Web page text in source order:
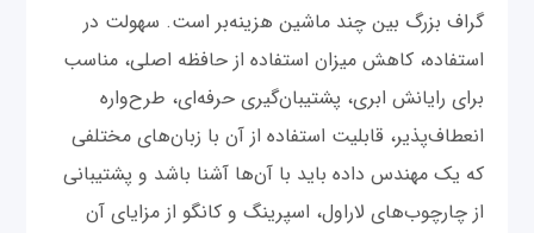
گراف بزرگ بین چند ماشین هزینه‌بر است. سهولت در
استفاده، کاهش میزان استفاده از حافظه اصلی، مناسب
برای رایانش ابری، پشتیبان‌‌گیری حرفه‌‌ای، طرح‌واره
انعطاف‌پذیر، قابلیت استفاده از آن با زبان‌های مختلفی
که یک مهندس داده باید با آن‌ها آشنا باشد و پشتیبانی
از چارچوب‌های لاراول، اسپرینگ و کانگو از مزایای آن